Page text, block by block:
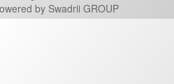
by Swadrii GROUP